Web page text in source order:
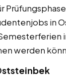
in
werden